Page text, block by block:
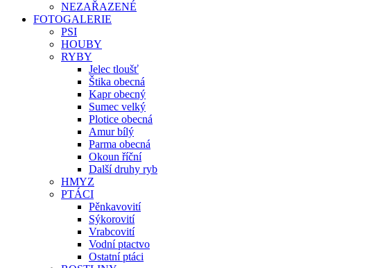
NEZAŘAZENÉ
FOTOGALERIE
PSI
HOUBY
RYBY
Jelec tloušť
Štika obecná
Kapr obecný
Sumec velký
Plotice obecná
Amur bílý
Parma obecná
Okoun říční
Další druhy ryb
HMYZ
PTÁCI
Pěnkavovití
Sýkorovití
Vrabcovití
Vodní ptactvo
Ostatní ptáci